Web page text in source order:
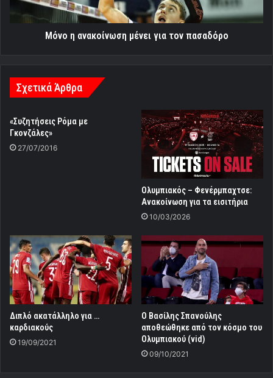
Μόνο η ανακοίνωση μένει για τον πασαδόρο
Σχετικά Άρθρα
«Συζητήσεις Ρόμα με
Γκονζάλες»
27/07/2016
Ολυμπιακός – Φενέρμπαχτσε:
Ανακοίνωση για τα εισιτήρια
10/03/2026
Διπλό ακατάλληλο για …
καρδιακούς
19/09/2021
Ο Βασίλης Σπανούλης
αποθεώθηκε από τον κόσμο του
Ολυμπιακού (vid)
09/10/2021